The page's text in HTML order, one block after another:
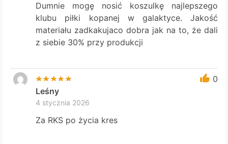
Dumnie mogę nosić koszulkę najlepszego
klubu piłki kopanej w galaktyce. Jakość
materiału zadkakujaco dobra jak na to, że dali
z siebie 30% przy produkcji
0
Leśny
4 stycznia 2026
Za RKS po życia kres